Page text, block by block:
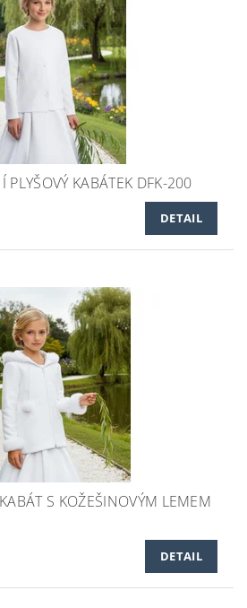
PLYŠOVÝ KABÁTEK DFK-200
DETAIL
S KOŽEŠINOVÝM LEMEM
DETAIL